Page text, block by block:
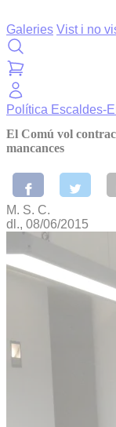
Galeries Vist i no
Política Escaldes-
El Comú vol
mancances
M. S. C.
dl., 08/06/2015